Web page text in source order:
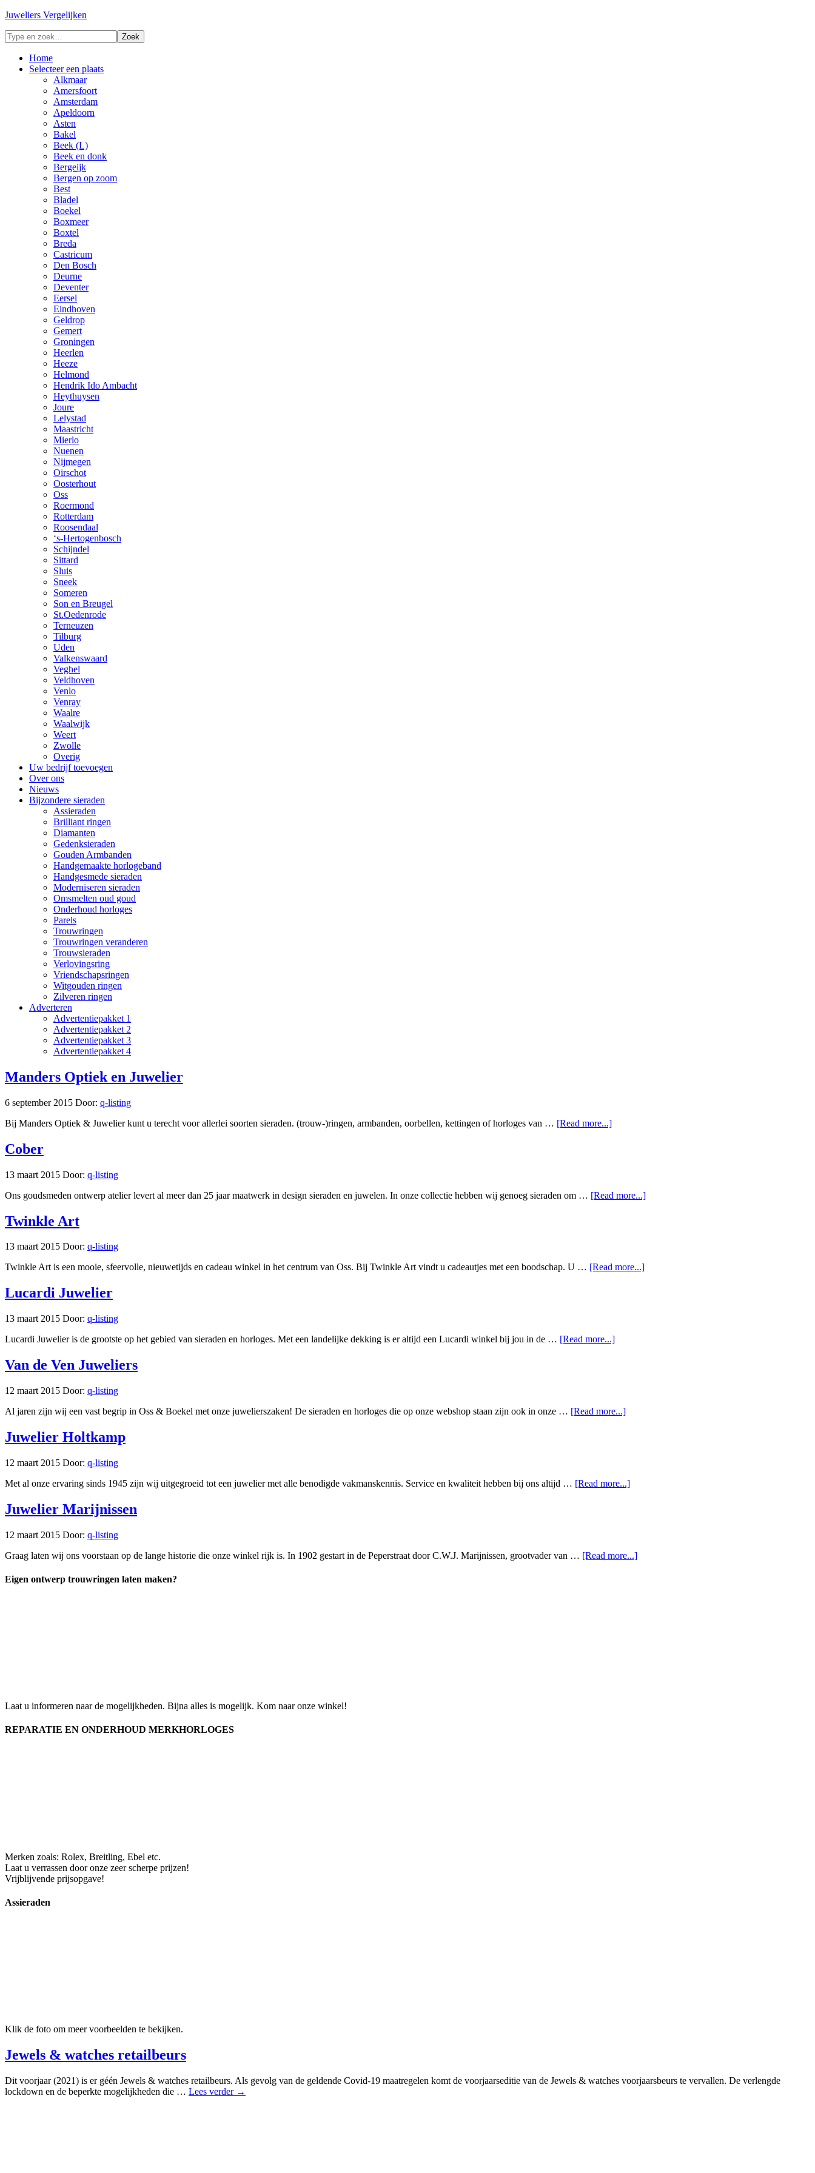
Juweliers Vergelijken
Home
Selecteer een plaats
Alkmaar
Amersfoort
Amsterdam
Apeldoorn
Asten
Bakel
Beek (L)
Beek en donk
Bergeijk
Bergen op zoom
Best
Bladel
Boekel
Boxmeer
Boxtel
Breda
Castricum
Den Bosch
Deurne
Deventer
Eersel
Eindhoven
Geldrop
Gemert
Groningen
Heerlen
Heeze
Helmond
Hendrik Ido Ambacht
Heythuysen
Joure
Lelystad
Maastricht
Mierlo
Nuenen
Nijmegen
Oirschot
Oosterhout
Oss
Roermond
Rotterdam
Roosendaal
‘s-Hertogenbosch
Schijndel
Sittard
Sluis
Sneek
Someren
Son en Breugel
St.Oedenrode
Terneuzen
Tilburg
Uden
Valkenswaard
Veghel
Veldhoven
Venlo
Venray
Waalre
Waalwijk
Weert
Zwolle
Overig
Uw bedrijf toevoegen
Over ons
Nieuws
Bijzondere sieraden
Assieraden
Brilliant ringen
Diamanten
Gedenksieraden
Gouden Armbanden
Handgemaakte horlogeband
Handgesmede sieraden
Moderniseren sieraden
Omsmelten oud goud
Onderhoud horloges
Parels
Trouwringen
Trouwringen veranderen
Trouwsieraden
Verlovingsring
Vriendschapsringen
Witgouden ringen
Zilveren ringen
Adverteren
Advertentiepakket 1
Advertentiepakket 2
Advertentiepakket 3
Advertentiepakket 4
Manders Optiek en Juwelier
6 september 2015 Door: q-listing
Bij Manders Optiek & Juwelier kunt u terecht voor allerlei soorten sieraden. (trouw-)ringen, armbanden, oorbellen, kettingen of horloges van … [Read more...]
Cober
13 maart 2015 Door: q-listing
Ons goudsmeden ontwerp atelier levert al meer dan 25 jaar maatwerk in design sieraden en juwelen. In onze collectie hebben wij genoeg sieraden om … [Read more...]
Twinkle Art
13 maart 2015 Door: q-listing
Twinkle Art is een mooie, sfeervolle, nieuwetijds en cadeau winkel in het centrum van Oss. Bij Twinkle Art vindt u cadeautjes met een boodschap. U … [Read more...]
Lucardi Juwelier
13 maart 2015 Door: q-listing
Lucardi Juwelier is de grootste op het gebied van sieraden en horloges. Met een landelijke dekking is er altijd een Lucardi winkel bij jou in de … [Read more...]
Van de Ven Juweliers
12 maart 2015 Door: q-listing
Al jaren zijn wij een vast begrip in Oss & Boekel met onze juwelierszaken! De sieraden en horloges die op onze webshop staan zijn ook in onze … [Read more...]
Juwelier Holtkamp
12 maart 2015 Door: q-listing
Met al onze ervaring sinds 1945 zijn wij uitgegroeid tot een juwelier met alle benodigde vakmanskennis. Service en kwaliteit hebben bij ons altijd … [Read more...]
Juwelier Marijnissen
12 maart 2015 Door: q-listing
Graag laten wij ons voorstaan op de lange historie die onze winkel rijk is. In 1902 gestart in de Peperstraat door C.W.J. Marijnissen, grootvader van … [Read more...]
Eigen ontwerp trouwringen laten maken?
Laat u informeren naar de mogelijkheden. Bijna alles is mogelijk. Kom naar onze winkel!
REPARATIE EN ONDERHOUD MERKHORLOGES
Merken zoals: Rolex, Breitling, Ebel etc.
Laat u verrassen door onze zeer scherpe prijzen!
Vrijblijvende prijsopgave!
Assieraden
Klik de foto om meer voorbeelden te bekijken.
Jewels & watches retailbeurs
Dit voorjaar (2021) is er géén Jewels & watches retailbeurs. Als gevolg van de geldende Covid-19 maatregelen komt de voorjaarseditie van de Jewels & watches voorjaarsbeurs te vervallen. De verlengde
lockdown en de beperkte mogelijkheden die … Lees verder →